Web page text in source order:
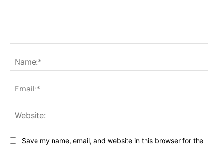
Save my name, email, and website in this browser for the